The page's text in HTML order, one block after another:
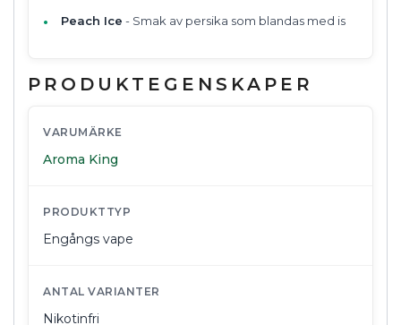
Peach Ice - Smak av persika som blandas med is
PRODUKTEGENSKAPER
VARUMÄRKE
Aroma King
PRODUKTTYP
Engångs vape
ANTAL VARIANTER
Nikotinfri